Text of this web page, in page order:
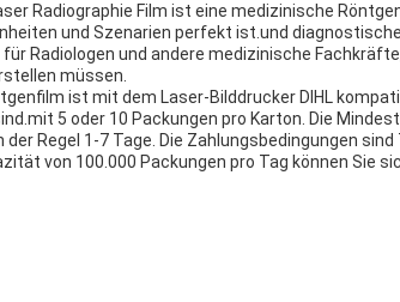
Radiographie Film ist eine medizinische
und Szenarien perfekt ist.und
Radiologen und andere medizinische
müssen.
ist mit dem Laser-Bilddrucker DIHL
5 oder 10 Packungen pro Karton. Die
Regel 1-7 Tage. Die Zahlungsbedingungen sind
von 100.000 Packungen pro Tag können Sie